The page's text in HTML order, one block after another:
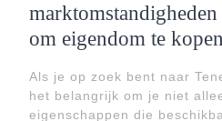
om eigendom te
Als je op zoek bent naar
het belangrijk om je niet
eigenschappen die